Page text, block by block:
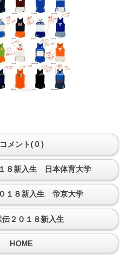
コメント( 0 )
８新入生 日本体育大学
１８新入生 帝京大学
伝２０１８新入生
HOME